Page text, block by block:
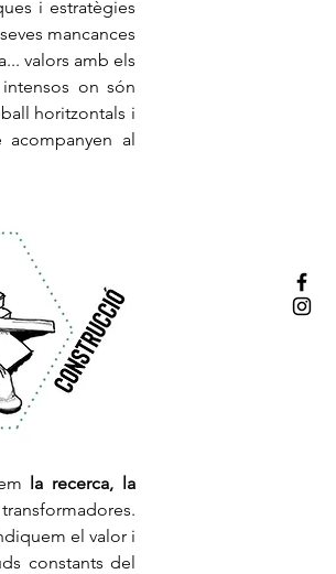
i estratègies
mancances
valors amb els
on són
horitzontals i
al
la recerca, la
el valor i
constants del